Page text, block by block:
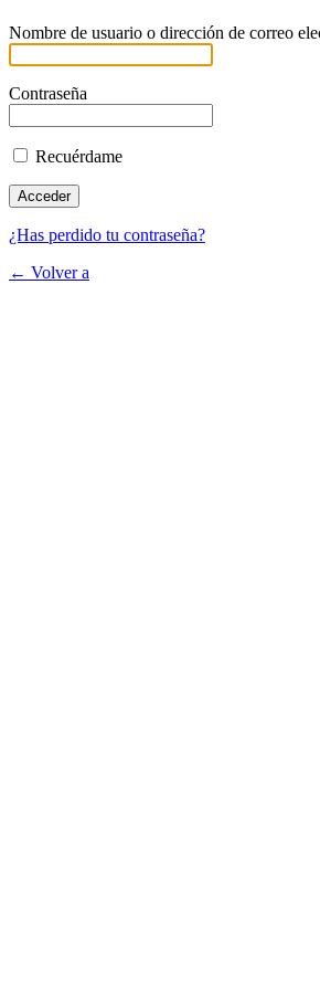
Nombre de usuario o dirección de correo
Contraseña
Recuérdame
¿Has perdido tu contraseña?
← Volver a